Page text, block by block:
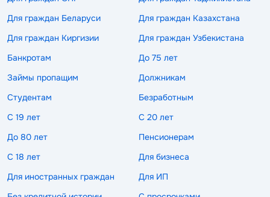
Для граждан Беларуси
Для граждан Казахстана
Для граждан Киргизии
Для граждан Узбекистана
Банкротам
До 75 лет
Займы пропащим
Должникам
Студентам
Безработным
С 19 лет
С 20 лет
До 80 лет
Пенсионерам
С 18 лет
Для бизнеса
Для иностранных граждан
Для ИП